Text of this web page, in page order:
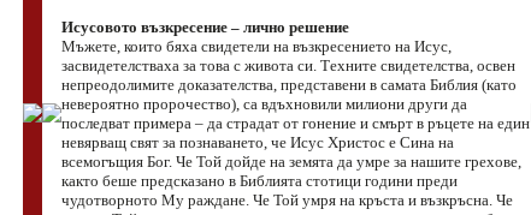
Исусовото възкресение – лично решение
Мъжете, които бяха свидетели на възкресението на Исус,
засвидетелстваха за това с живота си. Техните свидетелства, освен
непреодолимите доказателства, представени в самата Библия (като
невероятно пророчество), са вдъхновили милиони други да
последват примера – да страдат от гонение и смърт в ръцете на един
невярващ свят за познаването, че Исус Христос е Сина на
всемогъщия Бог. Че Той дойде на земята да умре за нашите грехове,
както беше предсказано в Библията стотици години преди
чудотворното Му раждане. Че Той умря на кръста и възкръсна. Че